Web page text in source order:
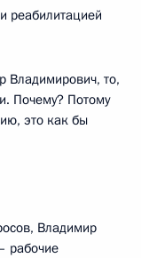
реабилитацией
Владимирович, то,
Почему? Потому
это как бы
Владимир
рабочие